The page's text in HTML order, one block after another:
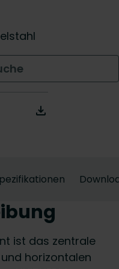
ist das zentrale
horizontalen